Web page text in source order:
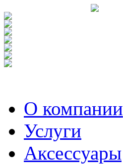
О компании
Услуги
Аксесcуары